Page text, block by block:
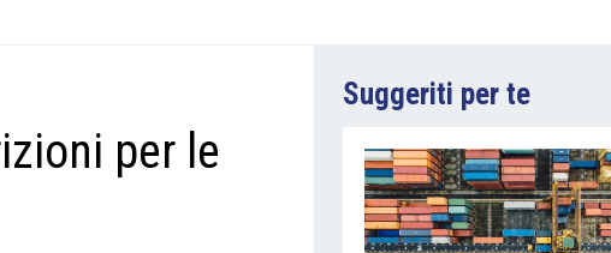
per le
Suggeriti per te